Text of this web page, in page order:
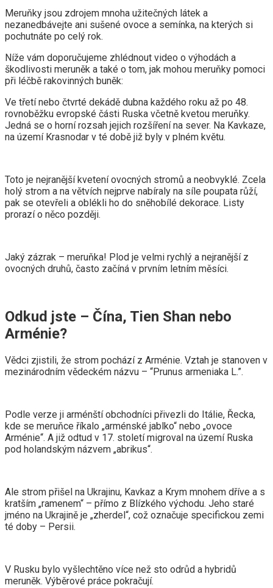
Meruňky jsou zdrojem mnoha užitečných látek a
nezanedbávejte ani sušené ovoce a semínka, na kterých si
pochutnáte po celý rok.
Níže vám doporučujeme zhlédnout video o výhodách a
škodlivosti meruněk a také o tom, jak mohou meruňky pomoci
při léčbě rakovinných buněk:
Ve třetí nebo čtvrté dekádě dubna každého roku až po 48.
rovnoběžku evropské části Ruska včetně kvetou meruňky.
Jedná se o horní rozsah jejich rozšíření na sever. Na Kavkaze,
na území Krasnodar v té době již byly v plném květu.
Toto je nejranější kvetení ovocných stromů a neobvyklé. Zcela
holý strom a na větvích nejprve nabíraly na síle poupata růží,
pak se otevřeli a oblékli ho do sněhobílé dekorace. Listy
prorazí o něco později.
Jaký zázrak – meruňka! Plod je velmi rychlý a nejranější z
ovocných druhů, často začíná v prvním letním měsíci.
Odkud jste – Čína, Tien Shan nebo
Arménie?
Vědci zjistili, že strom pochází z Arménie. Vztah je stanoven v
mezinárodním vědeckém názvu – “Prunus armeniaka L.”.
Podle verze ji arménští obchodníci přivezli do Itálie, Řecka,
kde se meruňce říkalo „arménské jablko“ nebo „ovoce
Arménie“. A již odtud v 17. století migroval na území Ruska
pod holandským názvem „abrikus“.
Ale strom přišel na Ukrajinu, Kavkaz a Krym mnohem dříve a s
kratším „ramenem“ – přímo z Blízkého východu. Jeho staré
jméno na Ukrajině je „zherdel“, což označuje specifickou zemi
té doby – Persii.
V Rusku bylo vyšlechtěno více než sto odrůd a hybridů
meruněk. Výběrové práce pokračují.